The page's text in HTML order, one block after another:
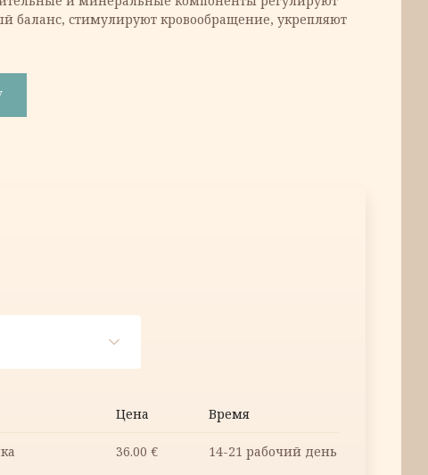
баланс, стимулируют кровообращение, укрепляют
Цена Время
36.00 € 14-21 рабочий день